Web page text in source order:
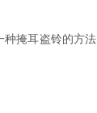
掩耳盗铃的方